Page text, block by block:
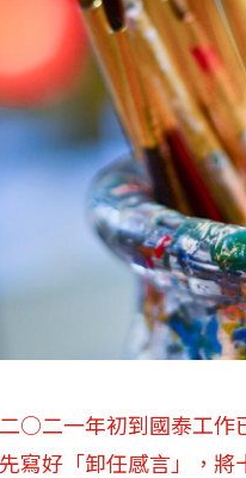
○二一年初到國泰工作
寫好「卸任感言」，將